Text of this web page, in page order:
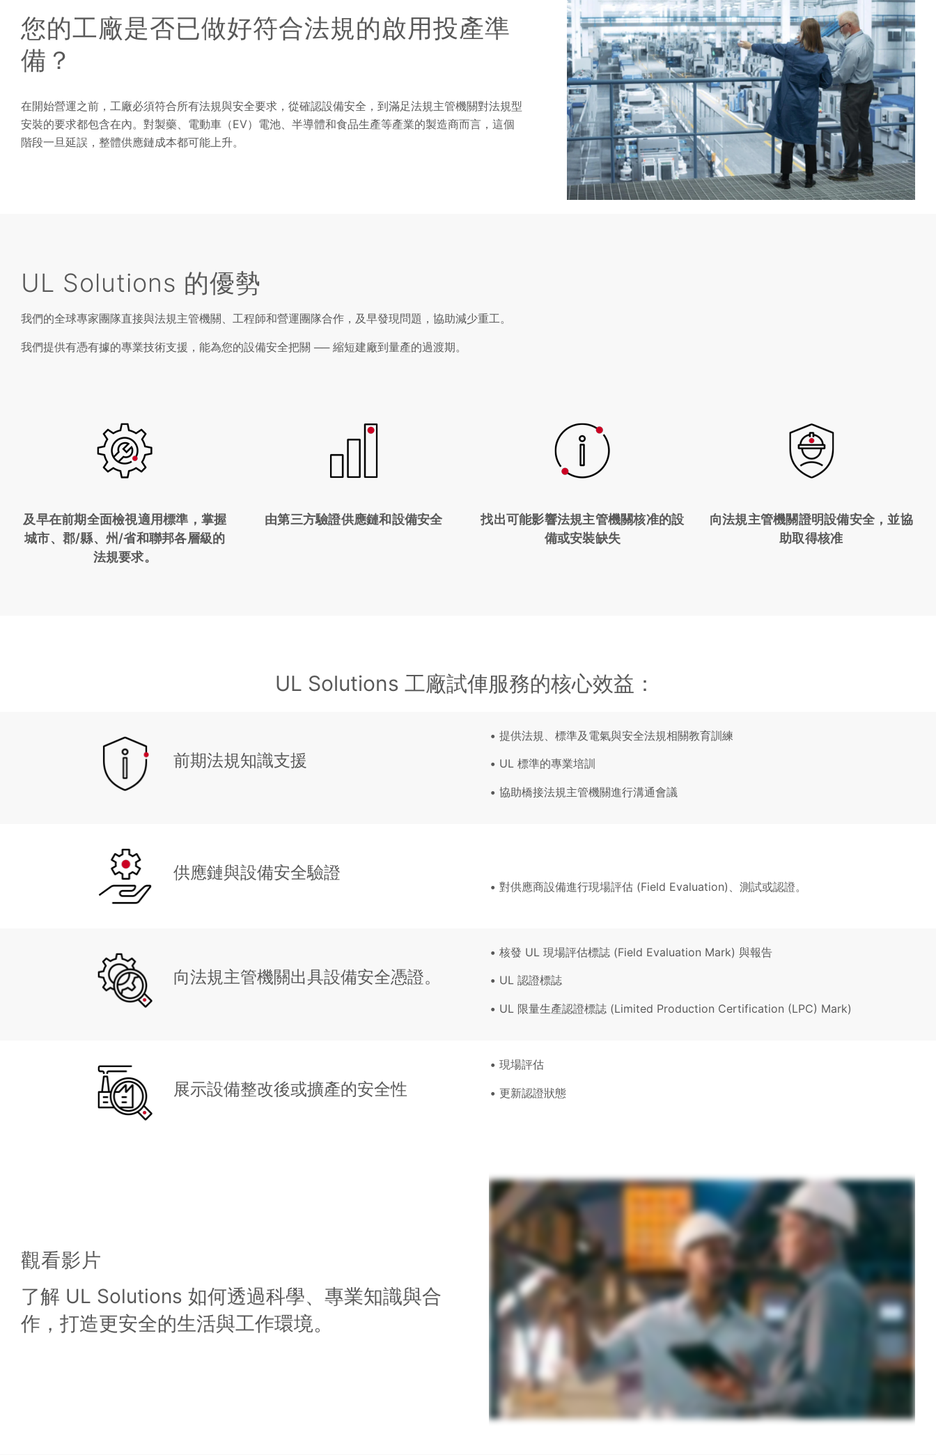
您的工廠是否已做好符合法規的啟用投產準
備？
在開始營運之前，工廠必須符合所有法規與安全要求，從確認設備安全，到滿足法規主管機關對法規型
安裝的要求都包含在內。對製藥、電動車（EV）電池、半導體和食品生產等產業的製造商而言，這個
階段一旦延誤，整體供應鏈成本都可能上升。
UL Solutions 的優勢
我們的全球專家團隊直接與法規主管機關、工程師和營運團隊合作，及早發現問題，協助減少重工。
我們提供有憑有據的專業技術支援，能為您的設備安全把關 ── 縮短建廠到量產的過渡期。
及早在前期全面檢視適用標準，掌握
城市、郡/縣、州/省和聯邦各層級的
法規要求。
由第三方驗證供應鏈和設備安全
找出可能影響法規主管機關核准的設
備或安裝缺失
向法規主管機關證明設備安全，並協
助取得核准
UL Solutions 工廠試俥服務的核心效益：
前期法規知識支援
提供法規、標準及電氣與安全法規相關教育訓練
UL 標準的專業培訓
協助橋接法規主管機關進行溝通會議
供應鏈與設備安全驗證
對供應商設備進行現場評估 (Field Evaluation)、測試或認證。
向法規主管機關出具設備安全憑證。
核發 UL 現場評估標誌 (Field Evaluation Mark) 與報告
UL 認證標誌
UL 限量生產認證標誌 (Limited Production Certification (LPC) Mark)
展示設備整改後或擴產的安全性
現場評估
更新認證狀態
觀看影片
了解 UL Solutions 如何透過科學、專業知識與合
作，打造更安全的生活與工作環境。